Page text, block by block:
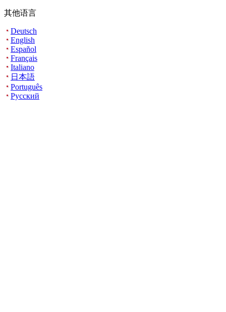
其他语言
Deutsch
English
Español
Français
Italiano
日本語
Português
Русский